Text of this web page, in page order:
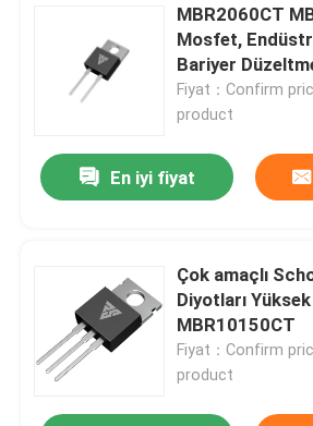
MBR2060CT
Mosfet,
Bariyer
Fiyat：Confirm
product
En iyi fiyat
Çok amaçlı
Diyotları
MBR10150CT
Fiyat：Confirm
product